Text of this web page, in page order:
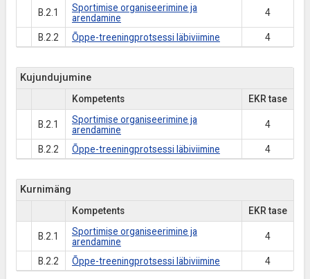
B.2.1
Sportimise organiseerimine ja
arendamine
4
B.2.2 Õppe-treeningprotsessi läbiviimine 4
Kujundujumine
Kompetents EKR tase
B.2.1
Sportimise organiseerimine ja
arendamine
4
B.2.2 Õppe-treeningprotsessi läbiviimine 4
Kurnimäng
Kompetents EKR tase
B.2.1
Sportimise organiseerimine ja
arendamine
4
B.2.2 Õppe-treeningprotsessi läbiviimine 4